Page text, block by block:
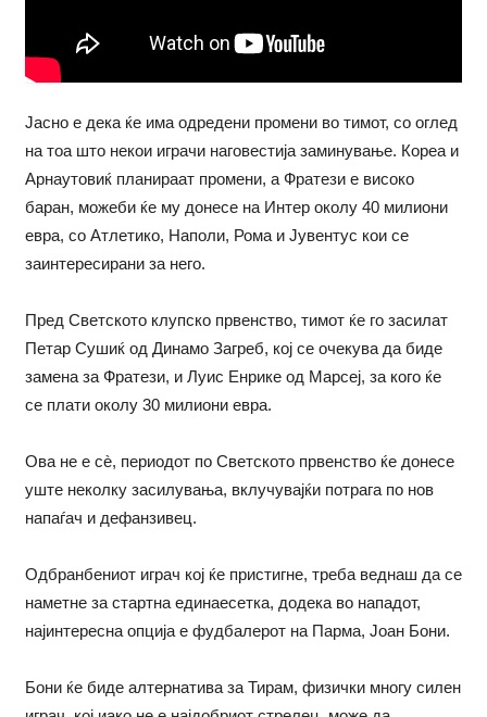
Јасно е дека ќе има одредени промени во тимот, со оглед
на тоа што некои играчи наговестија заминување. Кореа и
Арнаутовиќ планираат промени, а Фратези е високо
баран, можеби ќе му донесе на Интер околу 40 милиони
евра, со Атлетико, Наполи, Рома и Јувентус кои се
заинтересирани за него.
Пред Светското клупско првенство, тимот ќе го засилат
Петар Сушиќ од Динамо Загреб, кој се очекува да биде
замена за Фратези, и Луис Енрике од Марсеј, за кого ќе
се плати околу 30 милиони евра.
Ова не е сè, периодот по Светското првенство ќе донесе
уште неколку засилувања, вклучувајќи потрага по нов
напаѓач и дефанзивец.
Одбранбениот играч кој ќе пристигне, треба веднаш да се
наметне за стартна единаесетка, додека во нападот,
најинтересна опција е фудбалерот на Парма, Јоан Бони.
Бони ќе биде алтернатива за Тирам, физички многу силен